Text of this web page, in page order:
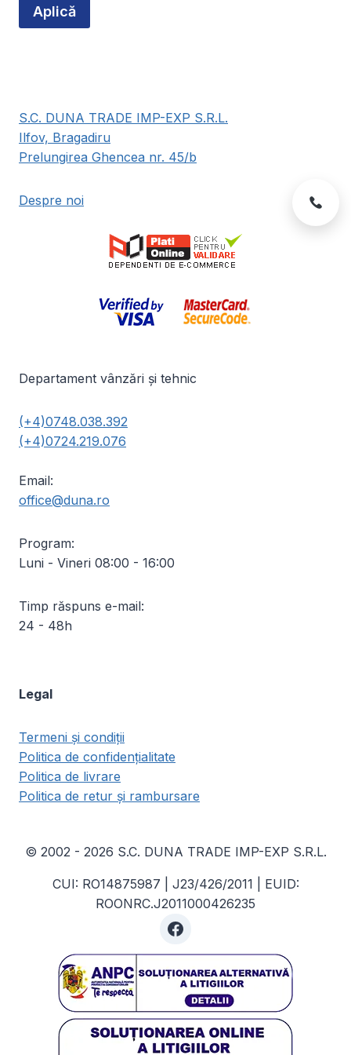
produsului.
Aplică
S.C. DUNA TRADE IMP-EXP S.R.L.
Ilfov, Bragadiru
Prelungirea Ghencea nr. 45/b
Despre noi
Departament vânzări și tehnic
(+4)0748.038.392
(+4)0724.219.076
Email:
office@duna.ro
Program:
Luni - Vineri 08:00 - 16:00
Timp răspuns e-mail:
24 - 48h
Legal
Termeni și condiții
Politica de confidențialitate
Politica de livrare
Politica de retur și rambursare
© 2002 - 2026 S.C. DUNA TRADE IMP-EXP S.R.L.
CUI: RO14875987 | J23/426/2011 | EUID:
ROONRC.J2011000426235